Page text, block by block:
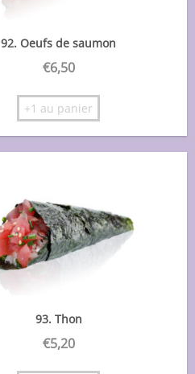
92. Oeufs de saumon
€6,50
+1 au panier
93. Thon
€5,20